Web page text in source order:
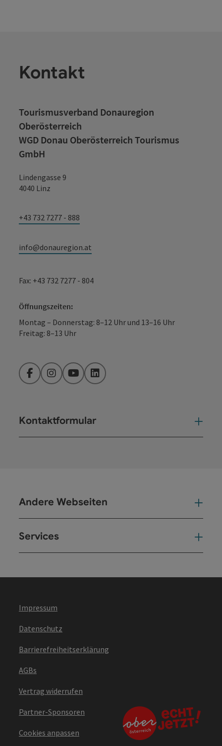
Kontakt
Tourismusverband Donauregion
Oberösterreich
WGD Donau Oberösterreich Tourismus
GmbH
Lindengasse 9
4040 Linz
+43 732 7277 - 888
info@donauregion.at
Fax: +43 732 7277 - 804
Öffnungszeiten:
Montag – Donnerstag: 8–12 Uhr und 13–16 Uhr
Freitag: 8–13 Uhr
FacebookInstagramYouTubeLinkedIn
Kontaktformular
Andere Webseiten
Services
Impressum
Datenschutz
Barrierefreiheitserklärung
AGBs
Vertrag widerrufen
Partner-Sponsoren
Cookies anpassen